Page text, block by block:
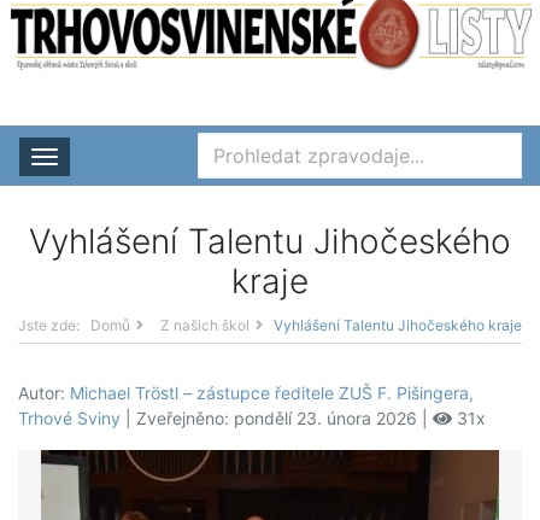
Rozbalit nabídku
Vyhlášení Talentu Jihočeského
kraje
Jste zde: Domů Z našich škol Vyhlášení Talentu Jihočeského kraje
Autor: Michael Tröstl – zástupce ředitele ZUŠ F. Pišingera,
Trhové Sviny | Zveřejněno: pondělí 23. února 2026 | 31x